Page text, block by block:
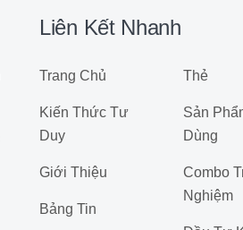
Liên Kết Nhanh
Trang Chủ
Kiến Thức Tư
Duy
Giới Thiệu
Bảng Tin
Thẻ
Sản
Dùng
Combo
Nghiệm